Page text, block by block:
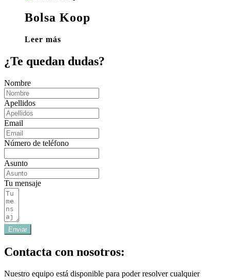
Bolsa Koop
Leer más
¿Te quedan dudas?
Nombre
Apellidos
Email
Número de teléfono
Asunto
Tu mensaje
Enviar
Contacta con nosotros:
Nuestro equipo está disponible para poder resolver cualquier